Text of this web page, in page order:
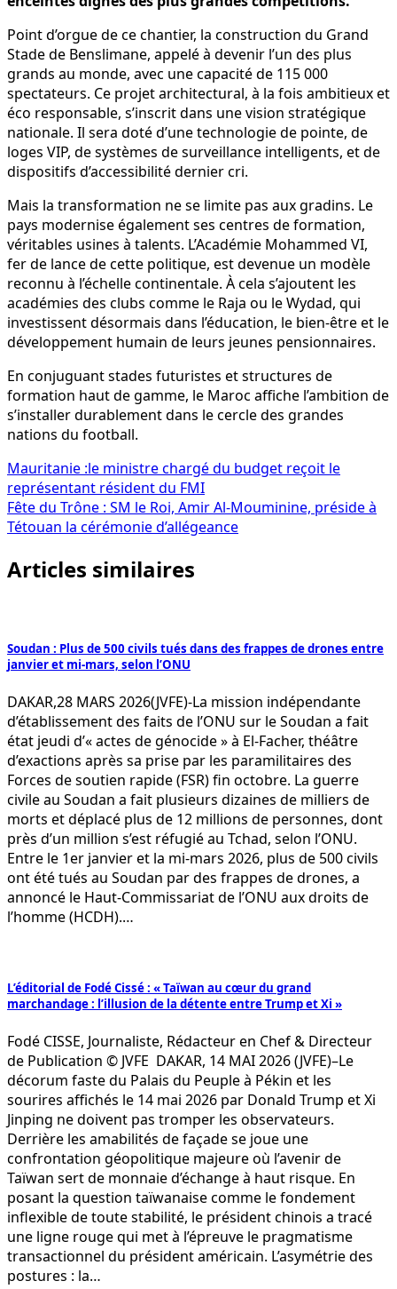
Point d’orgue de ce chantier, la construction du Grand
Stade de Benslimane, appelé à devenir l’un des plus
grands au monde, avec une capacité de 115 000
spectateurs. Ce projet architectural, à la fois ambitieux et
éco responsable, s’inscrit dans une vision stratégique
nationale. Il sera doté d’une technologie de pointe, de
loges VIP, de systèmes de surveillance intelligents, et de
dispositifs d’accessibilité dernier cri.
Mais la transformation ne se limite pas aux gradins. Le
pays modernise également ses centres de formation,
véritables usines à talents. L’Académie Mohammed VI,
fer de lance de cette politique, est devenue un modèle
reconnu à l’échelle continentale. À cela s’ajoutent les
académies des clubs comme le Raja ou le Wydad, qui
investissent désormais dans l’éducation, le bien-être et le
développement humain de leurs jeunes pensionnaires.
En conjuguant stades futuristes et structures de
formation haut de gamme, le Maroc affiche l’ambition de
s’installer durablement dans le cercle des grandes
nations du football.
Navigation
de
l’article
Mauritanie :le ministre chargé du budget reçoit le
représentant résident du FMI
Fête du Trône : SM le Roi, Amir Al-Mouminine, préside à
Tétouan la cérémonie d’allégeance
Articles similaires
Soudan : Plus de 500 civils tués dans des frappes de drones entre
janvier et mi-mars, selon l’ONU
DAKAR,28 MARS 2026(JVFE)-La mission indépendante
d’établissement des faits de l’ONU sur le Soudan a fait
état jeudi d’« actes de génocide » à El-Facher, théâtre
d’exactions après sa prise par les paramilitaires des
Forces de soutien rapide (FSR) fin octobre. La guerre
civile au Soudan a fait plusieurs dizaines de milliers de
morts et déplacé plus de 12 millions de personnes, dont
près d’un million s’est réfugié au Tchad, selon l’ONU.
Entre le 1er janvier et la mi-mars 2026, plus de 500 civils
ont été tués au Soudan par des frappes de drones, a
annoncé le Haut-Commissariat de l’ONU aux droits de
l’homme (HCDH).…
L’éditorial de Fodé Cissé : « Taïwan au cœur du grand
marchandage : l’illusion de la détente entre Trump et Xi »
Fodé CISSE, Journaliste, Rédacteur en Chef & Directeur
de Publication © JVFE DAKAR, 14 MAI 2026 (JVFE)–Le
décorum faste du Palais du Peuple à Pékin et les
sourires affichés le 14 mai 2026 par Donald Trump et Xi
Jinping ne doivent pas tromper les observateurs.
Derrière les amabilités de façade se joue une
confrontation géopolitique majeure où l’avenir de
Taïwan sert de monnaie d’échange à haut risque. En
posant la question taïwanaise comme le fondement
inflexible de toute stabilité, le président chinois a tracé
une ligne rouge qui met à l’épreuve le pragmatisme
transactionnel du président américain. L’asymétrie des
postures : la…